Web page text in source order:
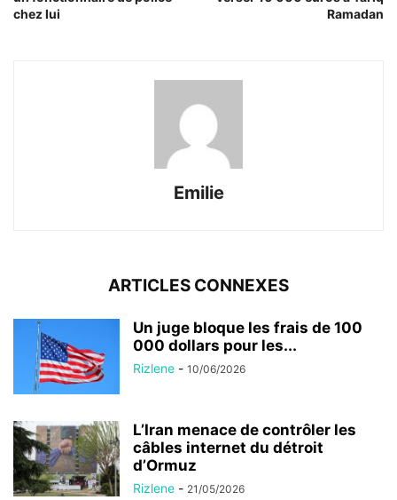
chez lui
Ramadan
Emilie
ARTICLES CONNEXES
Un juge bloque les frais de 100
000 dollars pour les...
Rizlene - 10/06/2026
L’Iran menace de contrôler les
câbles internet du détroit
d’Ormuz
Rizlene - 21/05/2026